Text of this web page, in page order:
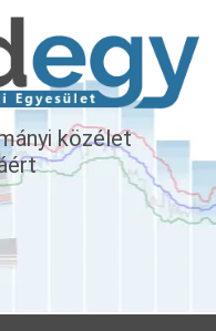
közélet